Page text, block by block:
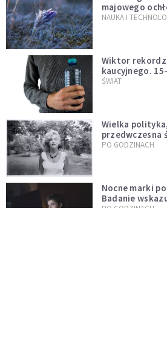
majowego
NAUKA I
Wiktor
kaucyjnego.
tys. butelek i
ŚWIAT
Wielka
przedwczesna
możemy
PO GODZINACH
Nocne marki
Badanie
zawału
PO GODZINACH